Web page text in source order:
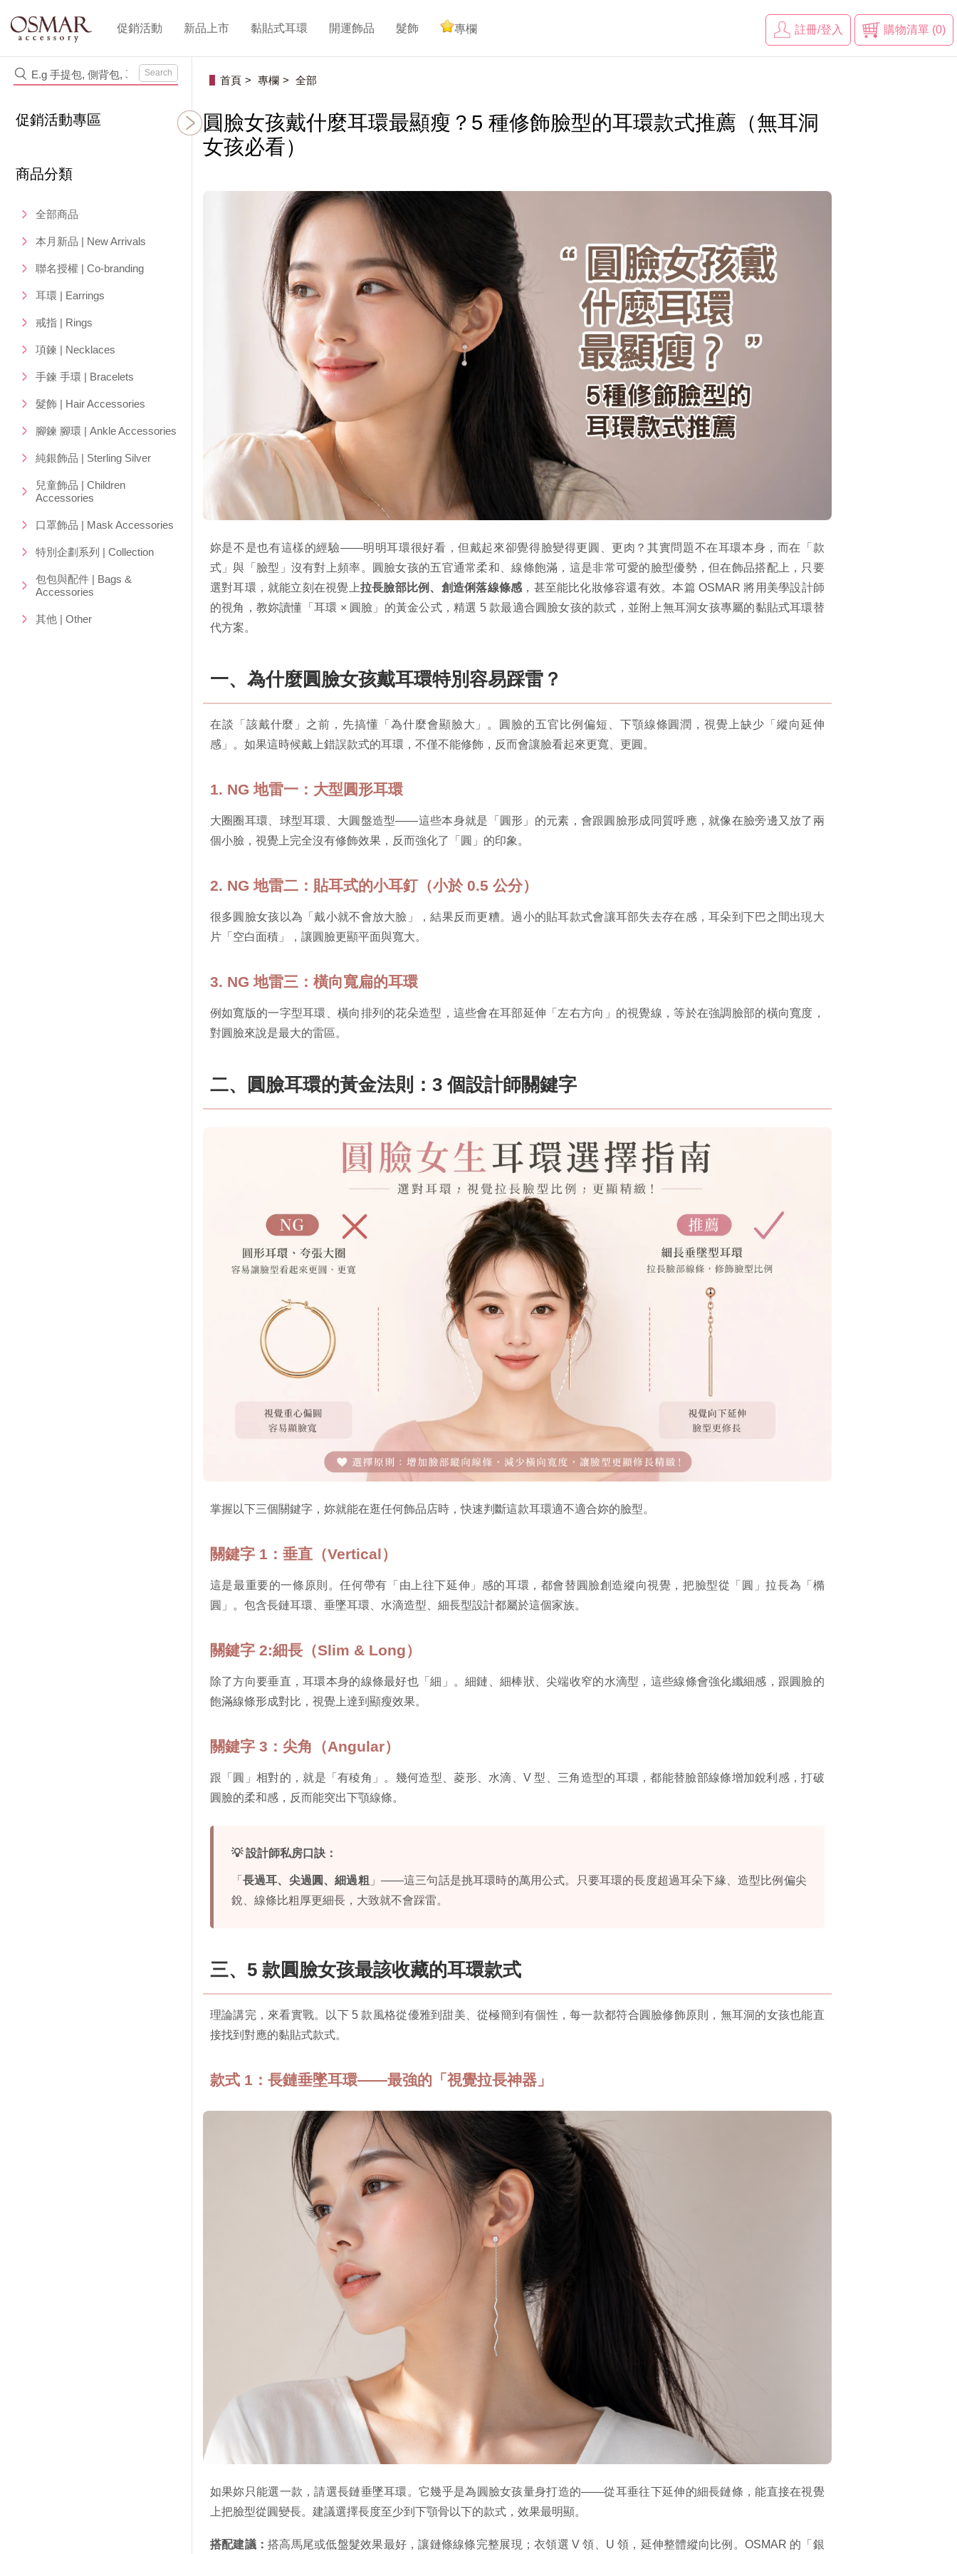
促銷活動 新品上市 黏貼式耳環 開運飾品 髮飾 專欄 購物清單 (0)
註冊/登入
Search
促銷活動專區
商品分類
全部商品
本月新品 | New Arrivals
聯名授權 | Co-branding
耳環 | Earrings
戒指 | Rings
項鍊 | Necklaces
手鍊 手環 | Bracelets
髮飾 | Hair Accessories
腳鍊 腳環 | Ankle Accessories
純銀飾品 | Sterling Silver
兒童飾品 | Children
Accessories
口罩飾品 | Mask Accessories
特別企劃系列 | Collection
包包與配件 | Bags &
Accessories
其他 | Other
首頁 專欄 全部
圓臉女孩戴什麼耳環最顯瘦？5 種修飾臉型的耳環款式推薦（無耳洞
女孩必看）
妳是不是也有這樣的經驗——明明耳環很好看，但戴起來卻覺得臉變得更圓、更肉？其實問題不在耳環本身，而在「款
式」與「臉型」沒有對上頻率。圓臉女孩的五官通常柔和、線條飽滿，這是非常可愛的臉型優勢，但在飾品搭配上，只要
選對耳環，就能立刻在視覺上拉長臉部比例、創造俐落線條感 ，甚至能比化妝修容還有效。本篇 OSMAR 將用美學設計師
的視角，教妳讀懂「耳環 × 圓臉」的黃金公式，精選 5 款最適合圓臉女孩的款式，並附上無耳洞女孩專屬的黏貼式耳環替
代方案。
一、為什麼圓臉女孩戴耳環特別容易踩雷？
在談「該戴什麼」之前，先搞懂「為什麼會顯臉大」。圓臉的五官比例偏短、下顎線條圓潤，視覺上缺少「縱向延伸
感」。如果這時候戴上錯誤款式的耳環，不僅不能修飾，反而會讓臉看起來更寬、更圓。
1. NG 地雷一：大型圓形耳環
大圈圈耳環、球型耳環、大圓盤造型——這些本身就是「圓形」的元素，會跟圓臉形成同質呼應，就像在臉旁邊又放了兩
個小臉，視覺上完全沒有修飾效果，反而強化了「圓」的印象。
2. NG 地雷二：貼耳式的小耳釘（小於 0.5 公分）
很多圓臉女孩以為「戴小就不會放大臉」，結果反而更糟。過小的貼耳款式會讓耳部失去存在感，耳朵到下巴之間出現大
片「空白面積」，讓圓臉更顯平面與寬大。
3. NG 地雷三：橫向寬扁的耳環
例如寬版的一字型耳環、橫向排列的花朵造型，這些會在耳部延伸「左右方向」的視覺線，等於在強調臉部的橫向寬度，
對圓臉來說是最大的雷區。
二、圓臉耳環的黃金法則：3 個設計師關鍵字
掌握以下三個關鍵字，妳就能在逛任何飾品店時，快速判斷這款耳環適不適合妳的臉型。
關鍵字 1：垂直（Vertical）
這是最重要的一條原則。任何帶有「由上往下延伸」感的耳環，都會替圓臉創造縱向視覺，把臉型從「圓」拉長為「橢
圓」。包含長鏈耳環、垂墜耳環、水滴造型、細長型設計都屬於這個家族。
關鍵字 2:細長（Slim & Long）
除了方向要垂直，耳環本身的線條最好也「細」。細鏈、細棒狀、尖端收窄的水滴型，這些線條會強化纖細感，跟圓臉的
飽滿線條形成對比，視覺上達到顯瘦效果。
關鍵字 3：尖角（Angular）
跟「圓」相對的，就是「有稜角」。幾何造型、菱形、水滴、V 型、三角造型的耳環，都能替臉部線條增加銳利感，打破
圓臉的柔和感，反而能突出下顎線條。
💡 設計師私房口訣：
「 長過耳、尖過圓、細過粗 」——這三句話是挑耳環時的萬用公式。只要耳環的長度超過耳朵下緣、造型比例偏尖
銳、線條比粗厚更細長，大致就不會踩雷。
三、5 款圓臉女孩最該收藏的耳環款式
理論講完，來看實戰。以下 5 款風格從優雅到甜美、從極簡到有個性，每一款都符合圓臉修飾原則，無耳洞的女孩也能直
接找到對應的黏貼式款式。
款式 1：長鏈垂墜耳環——最強的「視覺拉長神器」
如果妳只能選一款，請選長鏈垂墜耳環。它幾乎是為圓臉女孩量身打造的——從耳垂往下延伸的細長鏈條，能直接在視覺
上把臉型從圓變長。建議選擇長度至少到下顎骨以下的款式，效果最明顯。
搭配建議：搭高馬尾或低盤髮效果最好，讓鏈條線條完整展現；衣領選 V 領、U 領，延伸整體縱向比例。OSMAR 的「銀